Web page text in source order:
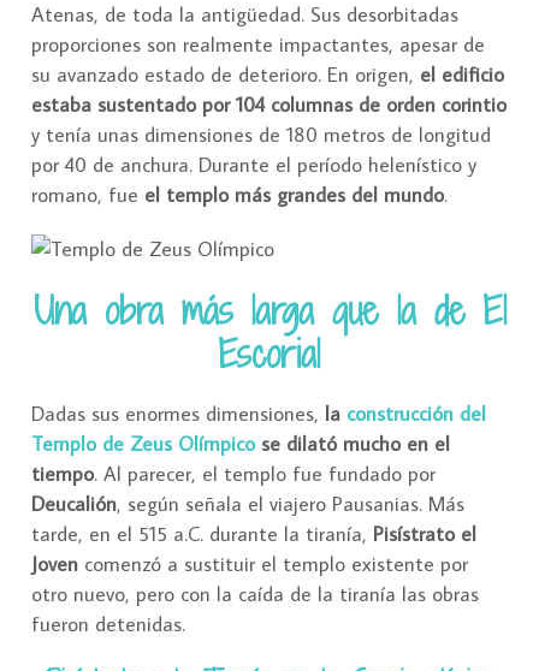
Atenas, de toda la antigüedad. Sus desorbitadas
proporciones son realmente impactantes, apesar de
su avanzado estado de deterioro. En origen, el edificio
estaba sustentado por 104 columnas de orden corintio
y tenía unas dimensiones de 180 metros de longitud
por 40 de anchura. Durante el período helenístico y
romano, fue el templo más grandes del mundo.
Una obra más larga que la de El
Escorial
Dadas sus enormes dimensiones, la construcción del
Templo de Zeus Olímpicose dilató mucho en el
tiempo. Al parecer, el templo fue fundado por
Deucalión, según señala el viajero Pausanias. Más
tarde, en el 515 a.C. durante la tiranía, Pisístrato el
Joven comenzó a sustituir el templo existente por
otro nuevo, pero con la caída de la tiranía las obras
fueron detenidas.